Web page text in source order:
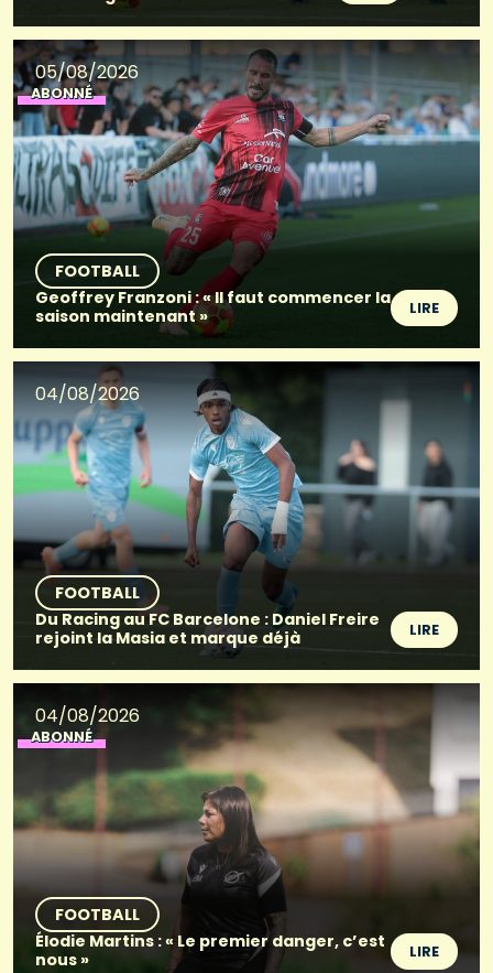
05/08/2026
ABONNÉ
FOOTBALL
Geoffrey Franzoni : « Il faut commencer la
saison maintenant »
LIRE
04/08/2026
FOOTBALL
Du Racing au FC Barcelone : Daniel Freire
rejoint la Masia et marque déjà
LIRE
04/08/2026
ABONNÉ
FOOTBALL
Élodie Martins : « Le premier danger, c’est
nous »
LIRE